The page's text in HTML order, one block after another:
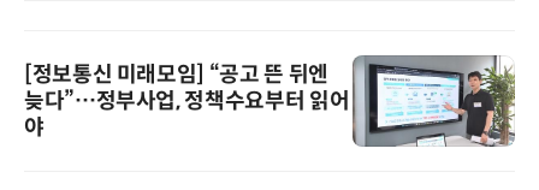
[정보통신 미래모임] “공고 뜬 뒤엔
늦다”…정부사업, 정책수요부터 읽어
야